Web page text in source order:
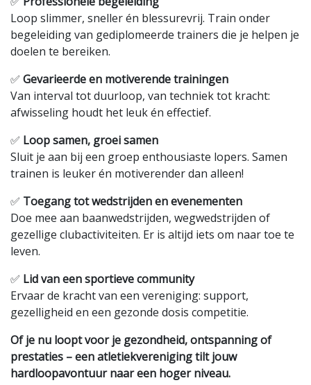
Loop slimmer, sneller én blessurevrij. Train onder
begeleiding van gediplomeerde trainers die je helpen je
doelen te bereiken.
✅ Gevarieerde en motiverende trainingen
Van interval tot duurloop, van techniek tot kracht:
afwisseling houdt het leuk én effectief.
✅ Loop samen, groei samen
Sluit je aan bij een groep enthousiaste lopers. Samen
trainen is leuker én motiverender dan alleen!
✅ Toegang tot wedstrijden en evenementen
Doe mee aan baanwedstrijden, wegwedstrijden of
gezellige clubactiviteiten. Er is altijd iets om naar toe te
leven.
✅ Lid van een sportieve community
Ervaar de kracht van een vereniging: support,
gezelligheid en een gezonde dosis competitie.
Of je nu loopt voor je gezondheid, ontspanning of
prestaties – een atletiekvereniging tilt jouw
hardloopavontuur naar een hoger niveau.